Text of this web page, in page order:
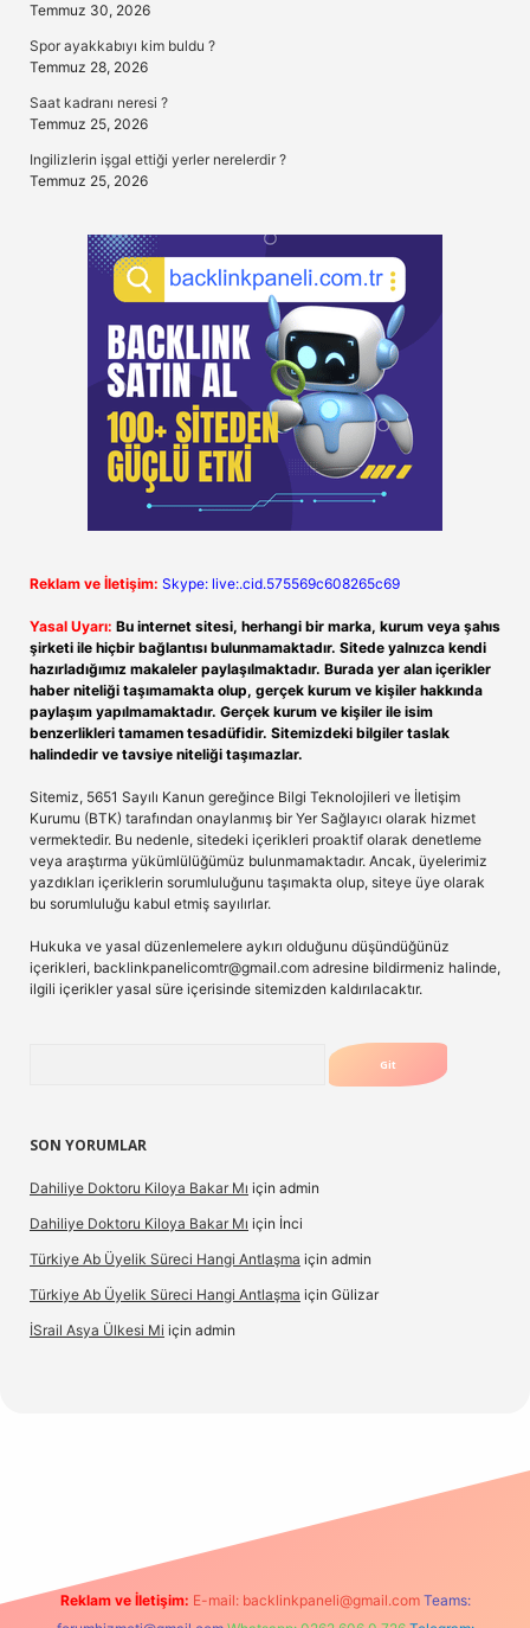
Temmuz 30, 2026
Spor ayakkabıyı kim buldu ?
Temmuz 28, 2026
Saat kadranı neresi ?
Temmuz 25, 2026
Ingilizlerin işgal ettiği yerler nerelerdir ?
Temmuz 25, 2026
Reklam ve İletişim: Skype: live:.cid.575569c608265c69
Yasal Uyarı: Bu internet sitesi, herhangi bir marka, kurum veya şahıs
şirketi ile hiçbir bağlantısı bulunmamaktadır. Sitede yalnızca kendi
hazırladığımız makaleler paylaşılmaktadır. Burada yer alan içerikler
haber niteliği taşımamakta olup, gerçek kurum ve kişiler hakkında
paylaşım yapılmamaktadır. Gerçek kurum ve kişiler ile isim
benzerlikleri tamamen tesadüfidir. Sitemizdeki bilgiler taslak
halindedir ve tavsiye niteliği taşımazlar.
Sitemiz, 5651 Sayılı Kanun gereğince Bilgi Teknolojileri ve İletişim
Kurumu (BTK) tarafından onaylanmış bir Yer Sağlayıcı olarak hizmet
vermektedir. Bu nedenle, sitedeki içerikleri proaktif olarak denetleme
veya araştırma yükümlülüğümüz bulunmamaktadır. Ancak, üyelerimiz
yazdıkları içeriklerin sorumluluğunu taşımakta olup, siteye üye olarak
bu sorumluluğu kabul etmiş sayılırlar.
Hukuka ve yasal düzenlemelere aykırı olduğunu düşündüğünüz
içerikleri, backlinkpanelicomtr@gmail.com adresine bildirmeniz halinde,
ilgili içerikler yasal süre içerisinde sitemizden kaldırılacaktır.
SON YORUMLAR
Dahiliye Doktoru Kiloya Bakar Mı için admin
Dahiliye Doktoru Kiloya Bakar Mı için İnci
Türkiye Ab Üyelik Süreci Hangi Antlaşma için admin
Türkiye Ab Üyelik Süreci Hangi Antlaşma için Gülizar
İSrail Asya Ülkesi Mi için admin
Reklam ve İletişim: E-mail: backlinkpaneli@gmail.com Teams: